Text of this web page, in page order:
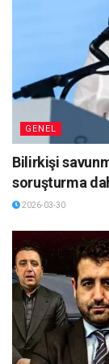
GENEL
Bilirkişi
soruşturma
2026-03-30